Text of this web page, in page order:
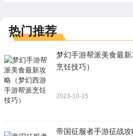
热门推荐
梦幻手游帮派美食最
烹饪技巧）
2023-10-15
帝国征服者手游征战